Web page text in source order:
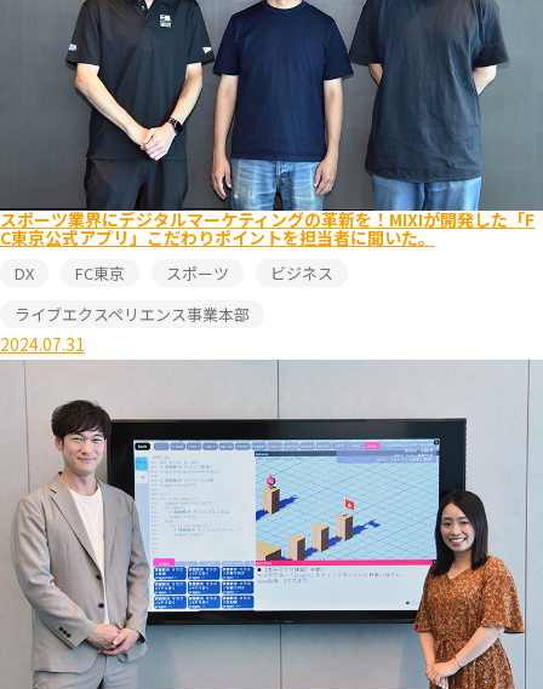
スポーツ業界にデジタルマーケティングの革新を！MIXIが開発した「F
C東京公式アプリ」こだわりポイントを担当者に聞いた。
DX FC東京 スポーツ
ビジネス
ライブエクスペリエンス事業本部
2024.07.31